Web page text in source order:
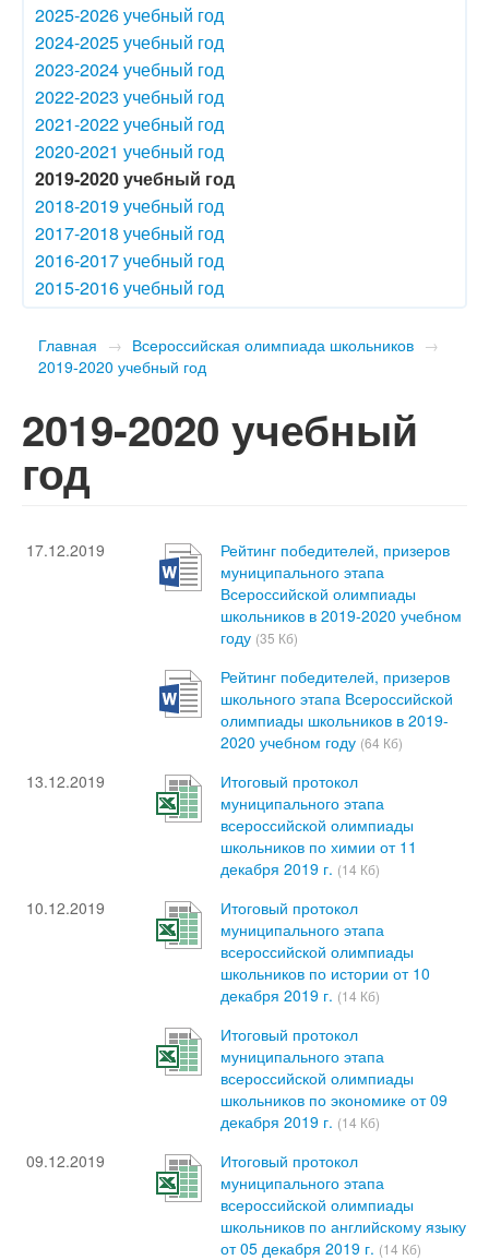
2025-2026 учебный год
2024-2025 учебный год
2023-2024 учебный год
2022-2023 учебный год
2021-2022 учебный год
2020-2021 учебный год
2019-2020 учебный год
2018-2019 учебный год
2017-2018 учебный год
2016-2017 учебный год
2015-2016 учебный год
Главная → Всероссийская олимпиада школьников →
2019-2020 учебный год
2019-2020 учебный
год
17.12.2019
Рейтинг победителей, призеров
муниципального этапа
Всероссийской олимпиады
школьников в 2019-2020 учебном
году (35 Кб)
Рейтинг победителей, призеров
школьного этапа Всероссийской
олимпиады школьников в 2019-
2020 учебном году (64 Кб)
13.12.2019
Итоговый протокол
муниципального этапа
всероссийской олимпиады
школьников по химии от 11
декабря 2019 г. (14 Кб)
10.12.2019
Итоговый протокол
муниципального этапа
всероссийской олимпиады
школьников по истории от 10
декабря 2019 г. (14 Кб)
Итоговый протокол
муниципального этапа
всероссийской олимпиады
школьников по экономике от 09
декабря 2019 г. (14 Кб)
09.12.2019
Итоговый протокол
муниципального этапа
всероссийской олимпиады
школьников по английскому языку
от 05 декабря 2019 г. (14 Кб)